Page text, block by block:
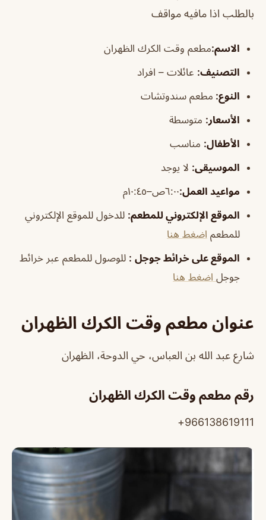
بالطلب اذا مافيه مواقف
الاسم:مطعم وقت الكرك الظهران
التصنيف: عائلات – افراد
النوع: مطعم سندوتشات
الأسعار: متوسطة
الأطفال: مناسب
الموسيقى: لا يوجد
مواعيد العمل:٦:٠٠ص–١٠:٤٥م
الموقع الإلكتروني للمطعم: للدخول للموقع الإلكتروني
للمطعم اضغط هنا
الموقع على خرائط جوجل : للوصول للمطعم عبر خرائط
جوجل اضغط هنا
عنوان مطعم وقت الكرك الظهران
شارع عبد الله بن العباس، حي الدوحة، الظهران
رقم مطعم وقت الكرك الظهران
966138619111+